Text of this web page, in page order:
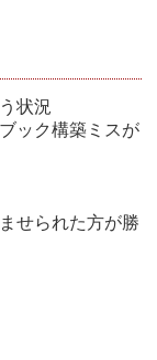
状況
ック構築ミスが
せられた方が勝